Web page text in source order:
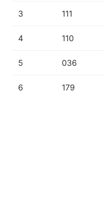
3 111
4 110
5 036
6 179